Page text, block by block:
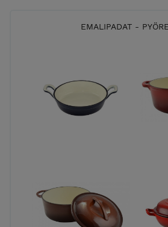
EMALIPADAT -